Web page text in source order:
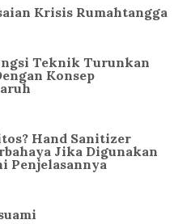
Krisis Rumahtangga
Teknik Turunkan
Konsep
Hand Sanitizer
Jika Digunakan
Penjelasannya